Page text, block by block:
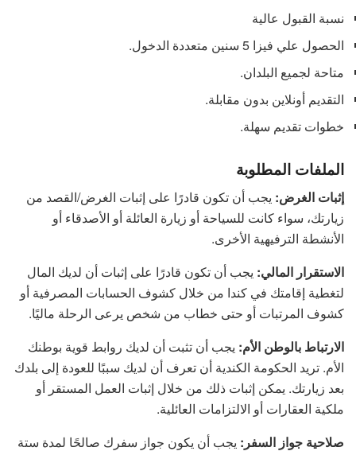
نسبة القبول عالية
الحصول علي فيزا 5 سنين متعددة الدخول.
متاحة لجميع البلدان.
التقديم أونلاين بدون مقابلة.
خطوات تقديم سهلة.
الملفات المطلوبة
إثبات الغرض: يجب أن تكون قادرًا على إثبات الغرض/القصد من
زيارتك، سواء كانت للسياحة أو زيارة العائلة أو الأصدقاء أو
الأنشطة الترفيهية الأخرى.
الاستقرار المالي: يجب أن تكون قادرًا على إثبات أن لديك المال
لتغطية إقامتك في كندا من خلال كشوف الحسابات المصرفية أو
كشوف المرتبات أو حتى خطاب من شخص يرعى الرحلة ماليًا.
الارتباط بالوطن الأم: يجب أن تثبت أن لديك روابط قوية بوطنك
الأم. تريد الحكومة الكندية أن تعرف أن لديك سببًا للعودة إلى بلدك
بعد زيارتك. يمكن إثبات ذلك من خلال إثبات العمل المستقر أو
ملكية العقارات أو الالتزامات العائلية.
صلاحية جواز السفر: يجب أن يكون جواز سفرك صالحًا لمدة ستة